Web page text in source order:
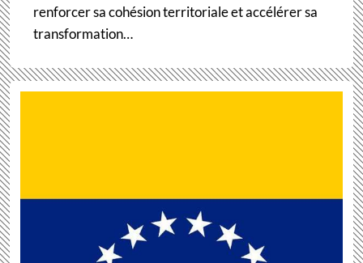
renforcer sa cohésion territoriale et accélérer sa
transformation…